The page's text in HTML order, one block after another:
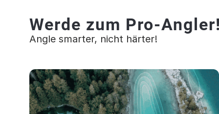
Werde zum Pro-
Angle smarter, nicht härter!